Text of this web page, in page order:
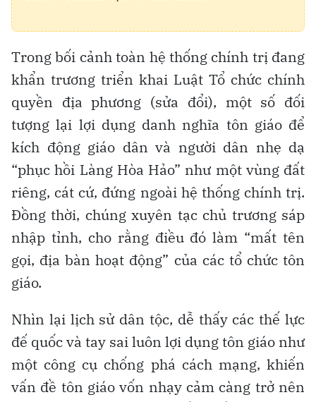
Trong bối cảnh toàn hệ thống chính trị đang
khẩn trương triển khai Luật Tổ chức chính
quyền địa phương (sửa đổi), một số đối
tượng lại lợi dụng danh nghĩa tôn giáo để
kích động giáo dân và người dân nhẹ dạ
“phục hồi Làng Hòa Hảo” như một vùng đất
riêng, cát cứ, đứng ngoài hệ thống chính trị.
Đồng thời, chúng xuyên tạc chủ trương sáp
nhập tỉnh, cho rằng điều đó làm “mất tên
gọi, địa bàn hoạt động” của các tổ chức tôn
giáo.
Nhìn lại lịch sử dân tộc, dễ thấy các thế lực
đế quốc và tay sai luôn lợi dụng tôn giáo như
một công cụ chống phá cách mạng, khiến
vấn đề tôn giáo vốn nhạy cảm càng trở nên